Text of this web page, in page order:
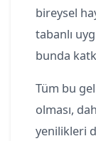
bireysel
tabanlı
bunda
Tüm bu
olması,
yenilikleri